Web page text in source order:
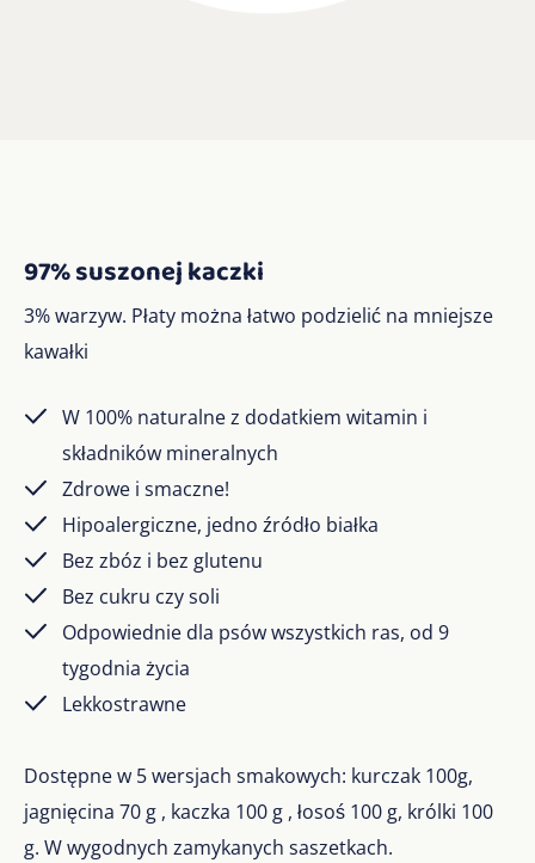
97% suszonej kaczki
3% warzyw. Płaty można łatwo podzielić na mniejsze
kawałki
W 100% naturalne z dodatkiem witamin i
składników mineralnych
Zdrowe i smaczne!
Hipoalergiczne, jedno źródło białka
Bez zbóz i bez glutenu
Bez cukru czy soli
Odpowiednie dla psów wszystkich ras, od 9
tygodnia życia
Lekkostrawne
Dostępne w 5 wersjach smakowych: kurczak 100g,
jagnięcina 70 g , kaczka 100 g , łosoś 100 g, królki 100
g. W wygodnych zamykanych saszetkach.